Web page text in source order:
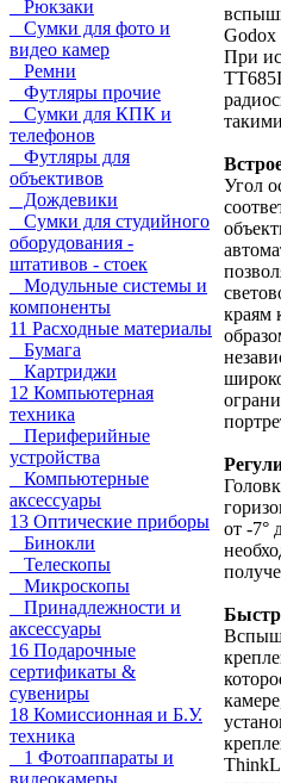
Рюкзаки
Сумки для фото и
видео камер
Ремни
Футляры прочие
Сумки для КПК и
телефонов
Футляры для
объективов
Дождевики
Сумки для студийного
оборудования -
штативов - стоек
Модульные системы и
компоненты
11 Расходные материалы
Бумага
Картриджи
12 Компьютерная
техника
Периферийные
устройства
Компьютерные
аксессуары
13 Оптические приборы
Бинокли
Телескопы
Микроскопы
Принадлежности и
аксессуары
16 Подарочные
сертификаты &
сувениры
18 Комиссионная и Б.У.
техника
1 Фотоаппараты и
видеокамеры
Godox
При
Угол
краям
от -7°